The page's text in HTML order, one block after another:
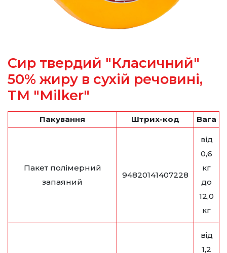
Сир твердий "Класичний"
50% жиру в сухій речовині,
ТМ "Milker"
Пакування Штрих-код Вага
Пакет полімерний
запаяний
94820141407228
від
0,6
кг
до
12,0
кг
від
1,2